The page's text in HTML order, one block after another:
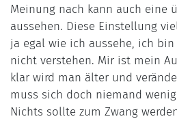
Meinung nach kann auch eine
aussehen. Diese Einstellung
ja egal wie ich aussehe, ich
nicht verstehen. Mir ist mein
klar wird man älter und
muss sich doch niemand
Nichts sollte zum Zwang